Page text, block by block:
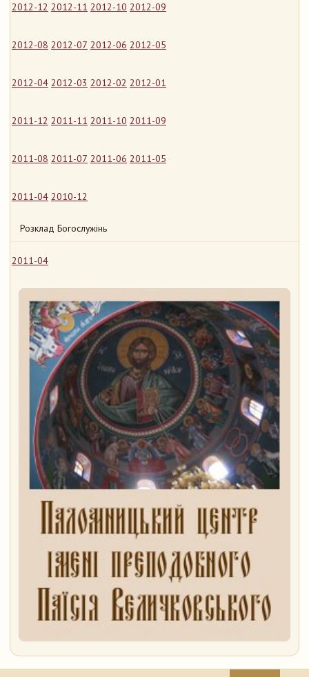
2012-12 2012-11 2012-10 2012-09
2012-08 2012-07 2012-06 2012-05
2012-04 2012-03 2012-02 2012-01
2011-12 2011-11 2011-10 2011-09
2011-08 2011-07 2011-06 2011-05
2011-04 2010-12
Розклад Богослужінь
2011-04